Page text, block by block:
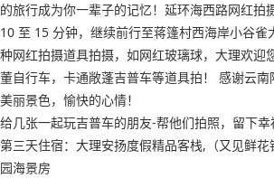
的旅行成为你一辈子的记忆！延环海西路网红拍
10 至 15 分钟，继续前行至蒋篷村西海岸小谷雀
种网红拍摄道具拍摄，如网红玻璃球，大理欢迎
董自行车，卡通敞蓬吉普车等道具拍！ 感谢云
美丽景色，愉快的心情！
给几张一起玩吉普车的朋友-帮他们拍照，留下幸
第三天住宿：大理安扬度假精品客栈,（又见鲜
园海景房